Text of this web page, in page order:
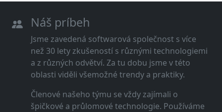
Náš príbeh
Jsme zavedená softwarová společnost s více
než 30 lety zkušeností s různými technologiemi
a z různých odvětví. Za tu dobu jsme v této
oblasti viděli všemožné trendy a praktiky.
Členové našeho týmu se vždy zajímali o
špičkové a průlomové technologie. Používáme